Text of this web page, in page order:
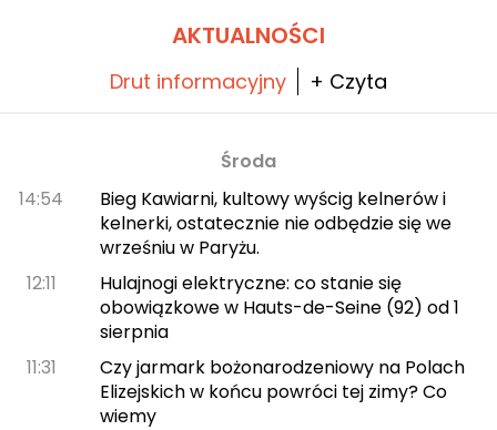
AKTUALNOŚCI
Drut informacyjny + Czyta
Środa
14:54
Bieg Kawiarni, kultowy wyścig kelnerów i
kelnerki, ostatecznie nie odbędzie się we
wrześniu w Paryżu.
12:11
Hulajnogi elektryczne: co stanie się
obowiązkowe w Hauts-de-Seine (92) od 1
sierpnia
11:31
Czy jarmark bożonarodzeniowy na Polach
Elizejskich w końcu powróci tej zimy? Co
wiemy